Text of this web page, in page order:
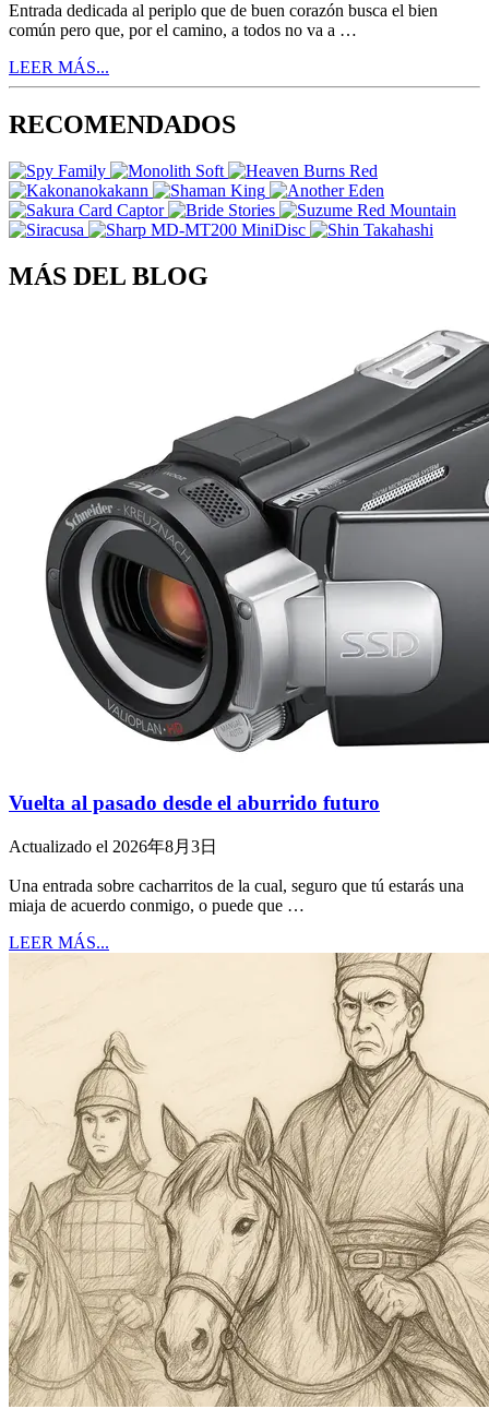
Entrada dedicada al periplo que de buen corazón busca el bien
común pero que, por el camino, a todos no va a …
LEER MÁS...
RECOMENDADOS
MÁS DEL BLOG
Vuelta al pasado desde el aburrido futuro
Actualizado el 2026年8月3日
Una entrada sobre cacharritos de la cual, seguro que tú estarás una
miaja de acuerdo conmigo, o puede que …
LEER MÁS...